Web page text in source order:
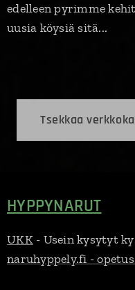
edelleen pyrimme
uusia köysiä sitä...
Tsekkaa
HYPPYNARUT
UKK- Usein kysytyt
naruhyppely.fi -